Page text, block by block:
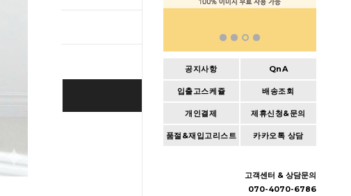
공지사항 QnA
입출고스케쥴 배송조회
개인결제 제휴신청&문의
품절&재입고리스트 카카오톡 상담
고객센터 & 상담문의
070-4070-6786
BUY IT NOW
Cart Wishlist